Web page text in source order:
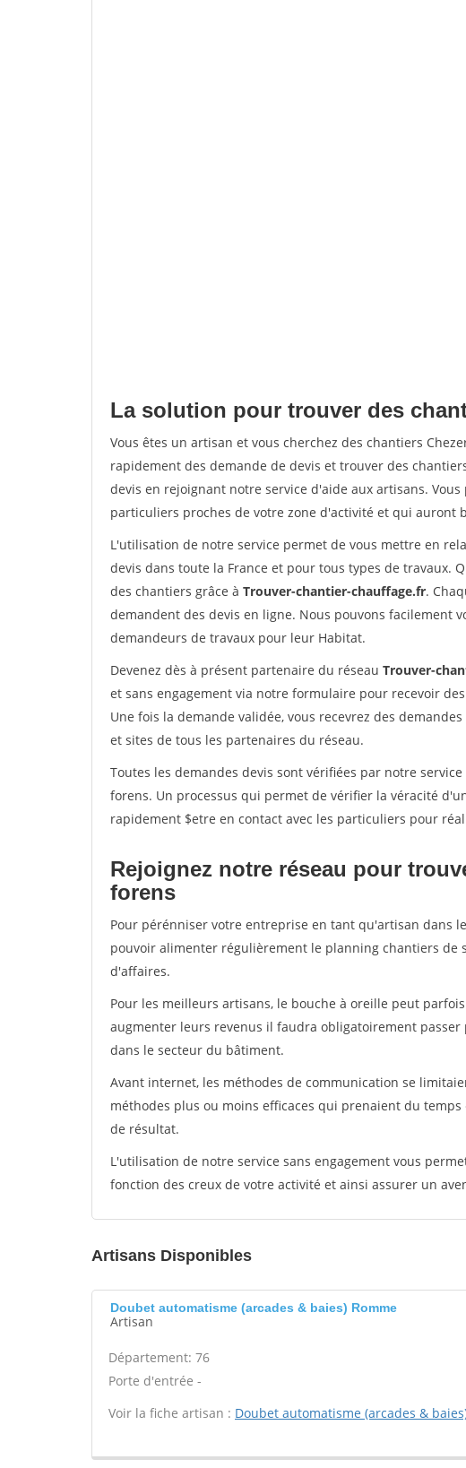
La solution pour trouver des
Vous êtes un artisan et vous cherchez des chantiers
rapidement des demande de devis et trouver des
devis en rejoignant notre service d'aide aux artisans.
particuliers proches de votre zone d'activité et qui auront
L'utilisation de notre service permet de vous mettre en
devis dans toute la France et pour tous types de travaux.
des chantiers grâce à Trouver-chantier-chauffage.fr.
demandent des devis en ligne. Nous pouvons facilement
demandeurs de travaux pour leur Habitat.
Devenez dès à présent partenaire du réseau Trouver-
et sans engagement via notre formulaire pour recevoir
Une fois la demande validée, vous recevrez des
et sites de tous les partenaires du réseau.
Toutes les demandes devis sont vérifiées par notre
forens. Un processus qui permet de vérifier la véracité
rapidement $etre en contact avec les particuliers pour
Rejoignez notre réseau pour
forens
Pour pérénniser votre entreprise en tant qu'artisan dans
pouvoir alimenter régulièrement le planning chantiers de
d'affaires.
Pour les meilleurs artisans, le bouche à oreille peut
augmenter leurs revenus il faudra obligatoirement
dans le secteur du bâtiment.
Avant internet, les méthodes de communication se
méthodes plus ou moins efficaces qui prenaient du
de résultat.
L'utilisation de notre service sans engagement vous
fonction des creux de votre activité et ainsi assurer un
Artisans Disponibles
Doubet automatisme (arcades & baies) Romme
Artisan
Département: 76
Porte d'entrée -
Voir la fiche artisan : Doubet automatisme (arcades &